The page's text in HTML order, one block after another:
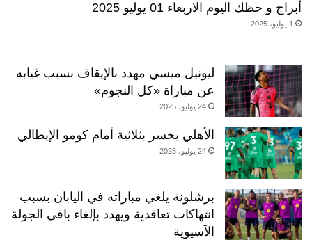
أبراج و حظك اليوم الاربعاء 01 يوليو 2025
1 يوليو، 2025
ليونيل ميسي مهدد بالإيقاف بسبب غيابه
عن مباراة «كل النجوم»
24 يوليو، 2025
الأهلي يخسر بثلاثية أمام كومو الإيطالي
24 يوليو، 2025
برشلونة يلغي مباراته في اليابان بسبب
انتهاكات تعاقدية ويهدد بإلغاء باقي الجولة
الآسيوية